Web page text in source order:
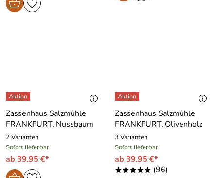
Zassenhaus Salzmühle
FRANKFURT, Nussbaum
2 Varianten
Sofort lieferbar
ab 39,95 €*
Zassenhaus Salzmühle
FRANKFURT, Olivenholz
3 Varianten
Sofort lieferbar
ab 39,95 €*
***** (96)